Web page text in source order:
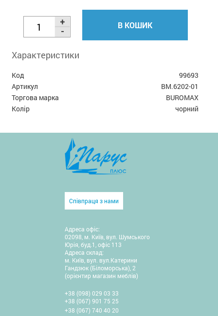
В КОШИК
Характеристики
Код
99693
Артикул
BM.6202-01
Торгова марка
BUROMAX
Колір
чорний
Співпраця з нами
Адреса офіс:
02098, м. Київ, вул. Шумського
Юрія, буд.1, офіс 113
Адреса склад:
м. Київ, вул. вул.Катерини
Гандзюк (Біломорська), 2
(орієнтир магазин меблів)
+38 (098) 029 03 33
+38 (067) 901 75 25
+38 (067) 740 40 20